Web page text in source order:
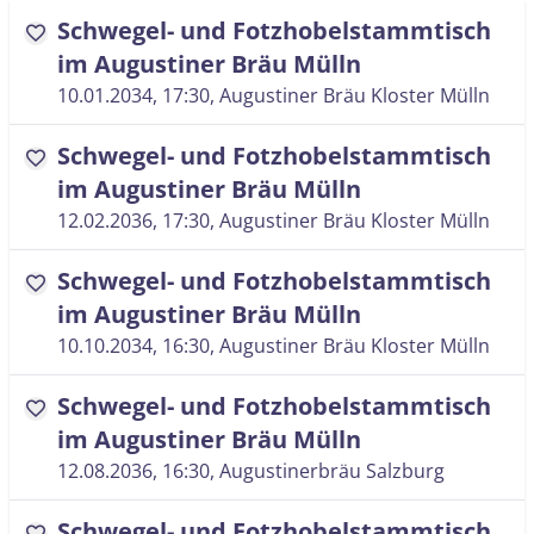
favorite Schwegel- und Fotzhobelstammtisch
im Augustiner Bräu Mülln
10.01.2034, 17:30, Augustiner Bräu Kloster Mülln
favorite Schwegel- und Fotzhobelstammtisch
im Augustiner Bräu Mülln
12.02.2036, 17:30, Augustiner Bräu Kloster Mülln
favorite Schwegel- und Fotzhobelstammtisch
im Augustiner Bräu Mülln
10.10.2034, 16:30, Augustiner Bräu Kloster Mülln
favorite Schwegel- und Fotzhobelstammtisch
im Augustiner Bräu Mülln
12.08.2036, 16:30, Augustinerbräu Salzburg